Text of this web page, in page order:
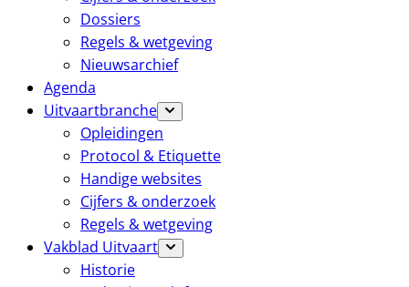
Dossiers
Regels & wetgeving
Nieuwsarchief
Agenda
Uitvaartbranche
Opleidingen
Protocol & Etiquette
Handige websites
Cijfers & onderzoek
Regels & wetgeving
Vakblad Uitvaart
Historie